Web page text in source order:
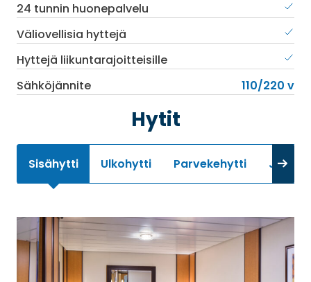
24 tunnin huonepalvelu
Väliovellisia hyttejä
Hyttejä liikuntarajoitteisille
Sähköjännite
110/220 v
Hytit
Sisähytti Ulkohytti Parvekehytti